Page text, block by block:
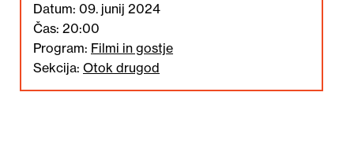
Datum: 09. junij 2024
Čas: 20:00
Program: Filmi in gostje
Sekcija: Otok drugod